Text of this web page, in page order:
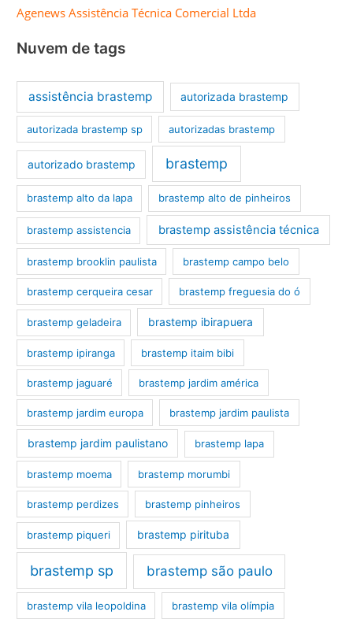
Agenews Assistência Técnica Comercial Ltda
Nuvem de tags
assistência brastemp autorizada brastemp
autorizada brastemp sp autorizadas brastemp
autorizado brastemp brastemp
brastemp alto da lapa brastemp alto de pinheiros
brastemp assistencia brastemp assistência técnica
brastemp brooklin paulista brastemp campo belo
brastemp cerqueira cesar brastemp freguesia do ó
brastemp geladeira brastemp ibirapuera
brastemp ipiranga brastemp itaim bibi
brastemp jaguaré brastemp jardim américa
brastemp jardim europa brastemp jardim paulista
brastemp jardim paulistano brastemp lapa
brastemp moema brastemp morumbi
brastemp perdizes brastemp pinheiros
brastemp piqueri brastemp pirituba
brastemp sp brastemp são paulo
brastemp vila leopoldina brastemp vila olímpia